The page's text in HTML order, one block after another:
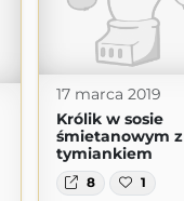
17 marca 2019
Królik w sosie
śmietanowym z
tymiankiem
8 1